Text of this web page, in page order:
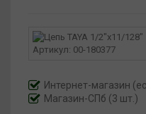
Интернет-магазин
Магазин-СПб (3 шт.)